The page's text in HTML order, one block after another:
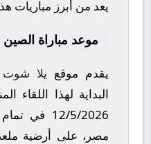
يعد من أبرز مباريات
موعد مباراة
يقدم موقع يلا شوت
البداية لهذا
12/5/2026 في
مصر، على أرضية